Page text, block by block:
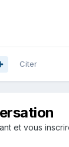
Citer
et vous